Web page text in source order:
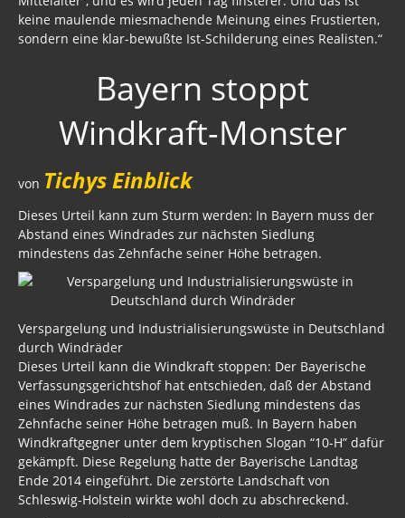
Freimaurer Bücher
Hörbücher
Trump, Putin, Xi und die Fliehkräfte
Tod der Tartarie
Bücher pdf
BRD / Deutschland
Gästebuch
keine maulende miesmachende Meinung eines Frustierten,
sondern eine klar-bewußte Ist-Schilderung eines Realisten.“
Bayern stoppt
Windkraft-Monster
von Tichys Einblick
Dieses Urteil kann zum Sturm werden: In Bayern muss der
Abstand eines Windrades zur nächsten Siedlung
mindestens das Zehnfache seiner Höhe betragen.
Verspargelung und Industrialisierungswüste in Deutschland
durch Windräder
Dieses Urteil kann die Windkraft stoppen: Der Bayerische
Verfassungsgerichtshof hat entschieden, daß der Abstand
eines Windrades zur nächsten Siedlung mindestens das
Zehnfache seiner Höhe betragen muß. In Bayern haben
Windkraftgegner unter dem kryptischen Slogan “10-H” dafür
gekämpft. Diese Regelung hatte der Bayerische Landtag
Ende 2014 eingeführt. Die zerstörte Landschaft von
Schleswig-Holstein wirkte wohl doch zu abschreckend.